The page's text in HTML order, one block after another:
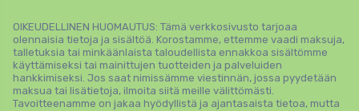
OIKEUDELLINEN HUOMAUTUS: Tämä verkkosivusto tarjoaa
olennaisia ​​tietoja ja sisältöä. Korostamme, ettemme vaadi maksuja,
talletuksia tai minkäänlaista taloudellista ennakkoa sisältömme
käyttämiseksi tai mainittujen tuotteiden ja palveluiden
hankkimiseksi. Jos saat nimissämme viestinnän, jossa pyydetään
maksua tai lisätietoja, ilmoita siitä meille välittömästi.
Tavoitteenamme on jakaa hyödyllistä ja ajantasaista tietoa, mutta